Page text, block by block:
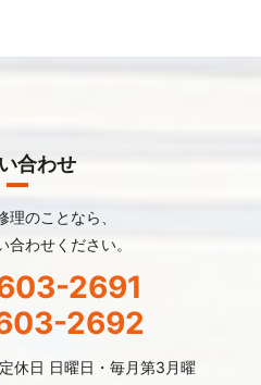
合わせ
理のことなら、
合わせください。
2691
2692
休日 日曜日・毎月第3月曜